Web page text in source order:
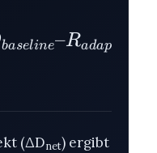
D_{net} =
baseline–Radapt
(ΔDnet) ergibt